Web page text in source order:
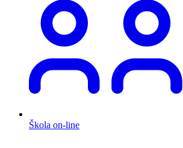
Škola on-line